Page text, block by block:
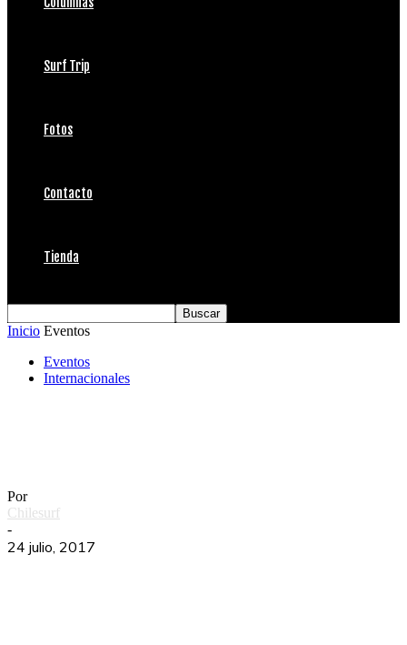
Surf Trip
Fotos
Contacto
Tienda
Inicio Eventos
Eventos
Internacionales
Por
Chilesurf
-
24 julio, 2017